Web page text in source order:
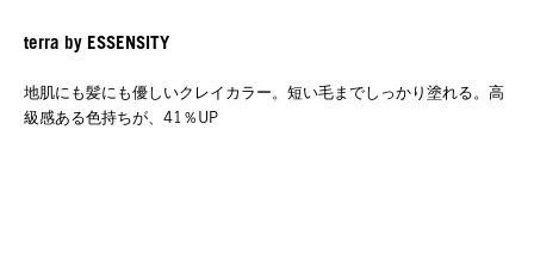
terra by ESSENSITY
地肌にも髪にも優しいクレイカラー。短い毛までしっかり塗れる。高
級感ある色持ちが、41％UP